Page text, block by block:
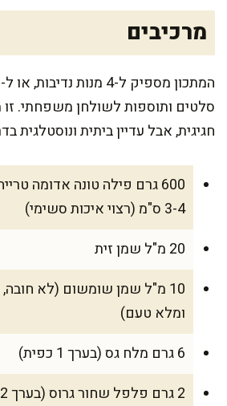
מרכיבים
סלטים ותוספות לשולחן משפחתי.
חגיגית, אבל עדיין ביתית ונוסטלגית
600 גרם פילה טונה אדומה
3-4 ס"מ (רצוי איכות סשימי)
20 מ"ל שמן זית
10 מ"ל שמן שומשום (לא חובה,
ומלא טעם)
6 גרם מלח גס (בערך 1 כפית)
2 גרם פלפל שחור גרוס (בערך 1/2 כפית)